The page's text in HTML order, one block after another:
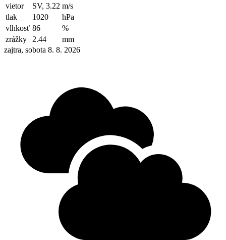
vietor
SV, 3.22 m/s
tlak
1020
hPa
vlhkosť 86
%
zrážky
2.44
mm
zajtra, sobota 8. 8. 2026